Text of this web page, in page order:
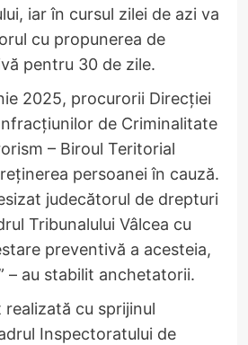
iar în cursul zilei de azi va
cu propunerea de
pentru 30 de zile.
2025, procurorii Direcției
de Criminalitate
– Biroul Teritorial
persoanei în cauză.
judecătorul de drepturi
Tribunalului Vâlcea cu
preventivă a acesteia,
– au stabilit anchetatorii.
cu sprijinul
Inspectoratului de